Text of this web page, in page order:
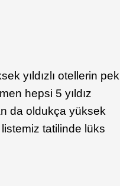
yıldızlı otellerin pek
hepsi 5 yıldız
da oldukça yüksek
tatilinde lüks